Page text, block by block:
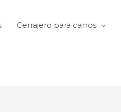
Cerrajero para carros